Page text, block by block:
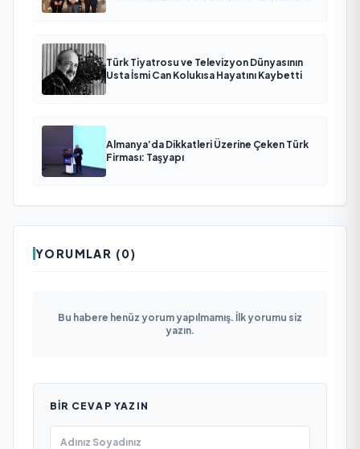
Türk Tiyatrosu ve Televizyon Dünyasının
Usta İsmi Can Kolukısa Hayatını Kaybetti
Almanya’da Dikkatleri Üzerine Çeken Türk
Firması: Taşyapı
YORUMLAR (0)
Bu habere henüz yorum yapılmamış. İlk yorumu siz
yazın.
BIR CEVAP YAZIN